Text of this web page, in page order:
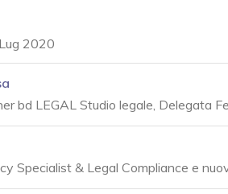
2020
bd LEGAL Studio legale, Delegata
Specialist & Legal Compliance e